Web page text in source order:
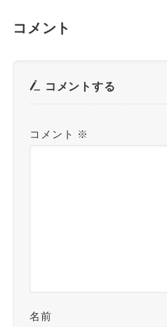
コメント
コメントする
コメント ※
名前